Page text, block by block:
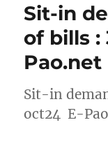
Sit-in
of bills :
Pao.net
Sit-in
oct24 E-